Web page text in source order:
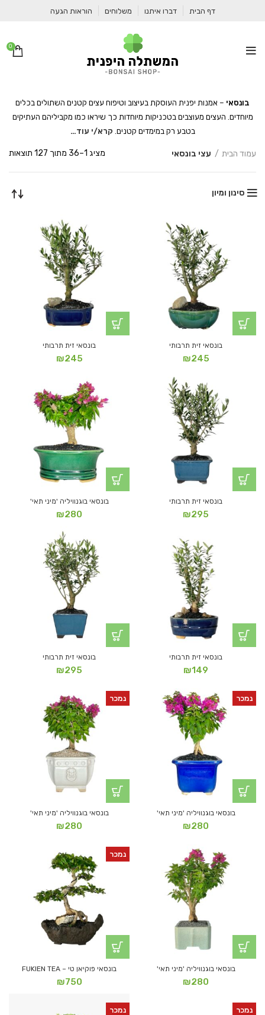
דף הבית דברו איתנו משלוחים הוראות הגעה
0
בונסאי – אמנות יפנית העוסקת בעיצוב וטיפוח עצים קטנים השתולים בכלים
מיוחדים. העצים מעוצבים בטכניקות מיוחדות כך שיראו כמו מקביליהם העתיקים
בטבע רק במימדים קטנים. קרא/י עוד…
עמוד הבית עצי בונסאי מציג 1–36 מתוך 127 תוצאות
סינון ומיון
בונסאי זית תרבותי
₪245
בונסאי זית תרבותי
₪245
בונסאי זית תרבותי
₪295
בונסאי בוגנוויליה 'מיני תאי'
₪280
בונסאי זית תרבותי
₪149
בונסאי זית תרבותי
₪295
נמכר
בונסאי בוגנוויליה 'מיני תאי'
₪280
נמכר
בונסאי בוגנוויליה 'מיני תאי'
₪280
בונסאי בוגנוויליה 'מיני תאי'
₪280
נמכר
בונסאי פוקיאן טי – FUKIEN TEA
₪750
נמכר נמכר